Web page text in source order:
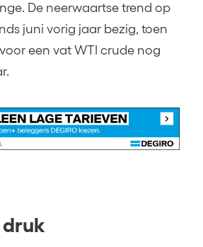
De neerwaartse trend op
juni vorig jaar bezig, toen
een vat WTI crude nog